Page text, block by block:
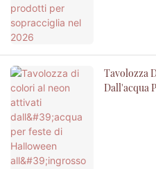
Tavolozza
Dall'acqua